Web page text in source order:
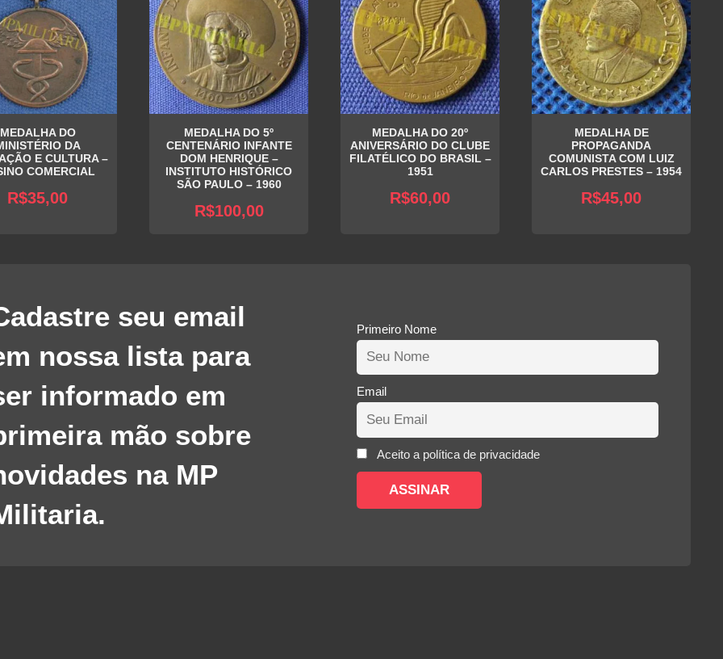
MEDALHA DO
DA
E CULTURA –
COMERCIAL
R$35,00
MEDALHA DO 5º
CENTENÁRIO INFANTE
DOM HENRIQUE –
INSTITUTO HISTÓRICO
SÃO PAULO – 1960
R$100,00
MEDALHA DO 20º
ANIVERSÁRIO DO CLUBE
FILATÉLICO DO BRASIL –
1951
R$60,00
MEDALHA DE
PROPAGANDA
COMUNISTA COM LUIZ
CARLOS PRESTES – 1954
R$45,00
seu email
nossa lista para
informado em
mão sobre
na MP
Primeiro Nome
Email
Aceito a política de privacidade